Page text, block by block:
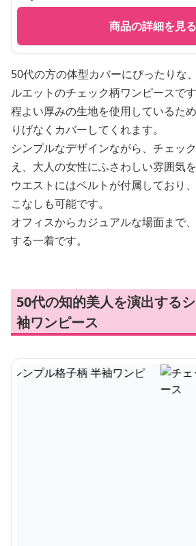
商品の詳細を見る
50代の方の体型カバーにぴったりな
ルエットのチェック柄ワンピースです
程よい厚みの生地を使用しているた
りげなくカバーしてくれます。
シンプルなデザインながら、チェッ
え、大人の女性にふさわしい雰囲気を
ウエストにはベルトが付属しており
こなしも可能です。
オフィスからカジュアルな場面まで
する一着です。
50代の知的美人を演出する
袖ワンピース